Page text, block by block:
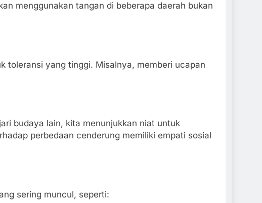
menggunakan tangan di beberapa daerah bukan
toleransi yang tinggi. Misalnya, memberi ucapan
budaya lain, kita menunjukkan niat untuk
perbedaan cenderung memiliki empati sosial
sering muncul, seperti: